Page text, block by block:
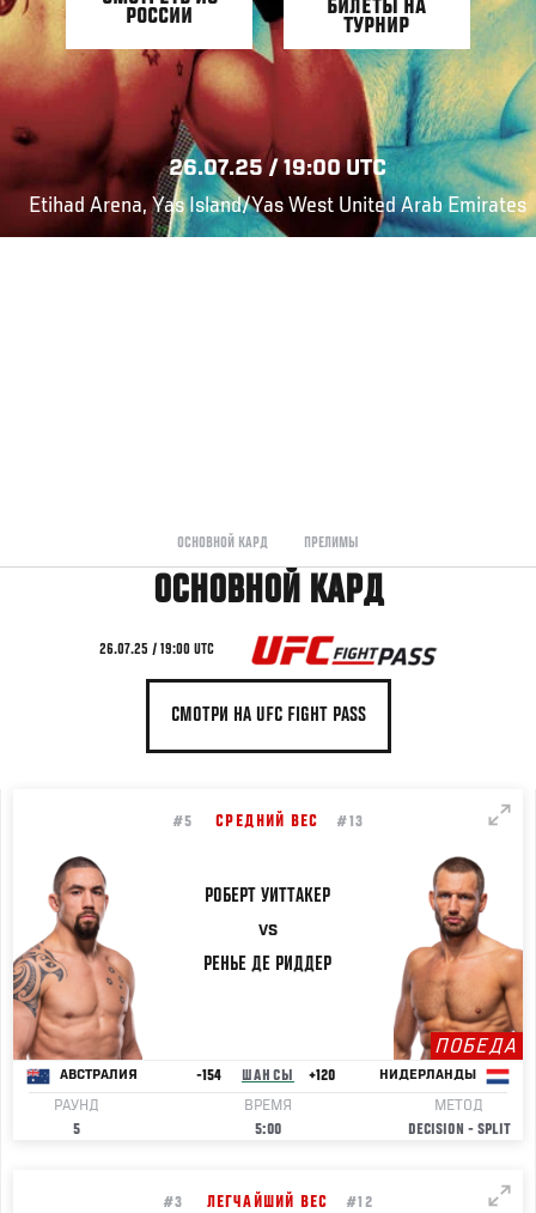
РОССИИ
БИЛЕТЫ НА
ТУРНИР
26.07.25 / 19:00 UTC
Etihad Arena, Yas Island/Yas West United Arab Emirates
ОСНОВНОЙ КАРД ПРЕЛИМЫ
ОСНОВНОЙ КАРД
26.07.25 / 19:00 UTC
СМОТРИ НА UFC FIGHT PASS
#5 СРЕДНИЙ ВЕС #13
РОБЕРТ УИТТАКЕР
VS
РЕНЬЕ ДЕ РИДДЕР
ПОБЕДА
АВСТРАЛИЯ -154 ШАНСЫ +120 НИДЕРЛАНДЫ
РАУНД
5
ВРЕМЯ
5:00
МЕТОД
DECISION - SPLIT
#3 ЛЕГЧАЙШИЙ ВЕС #12